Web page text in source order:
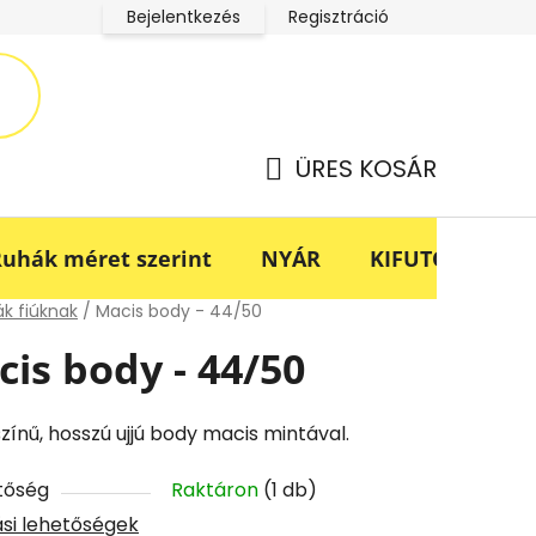
LucaBaba Klub adatkezelési tájékoztató
Bejelentkezés Regisztráció
ÜRES KOSÁR
méret szerint NYÁR KIFUTÓ -70%
fiúknak / Macis body - 44/50
body - 44/50
hosszú ujjú body macis mintával.
Raktáron (1 db)
lehetőségek